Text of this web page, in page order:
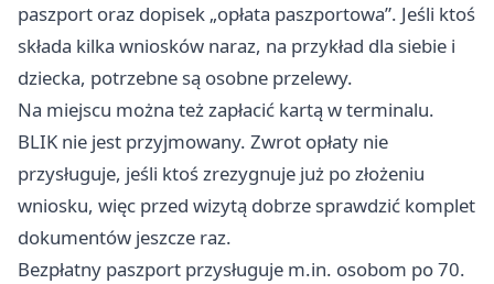
paszport oraz dopisek „opłata paszportowa”. Jeśli ktoś
składa kilka wniosków naraz, na przykład dla siebie i
dziecka, potrzebne są osobne przelewy.
Na miejscu można też zapłacić kartą w terminalu.
BLIK nie jest przyjmowany. Zwrot opłaty nie
przysługuje, jeśli ktoś zrezygnuje już po złożeniu
wniosku, więc przed wizytą dobrze sprawdzić komplet
dokumentów jeszcze raz.
Bezpłatny paszport przysługuje m.in. osobom po 70.